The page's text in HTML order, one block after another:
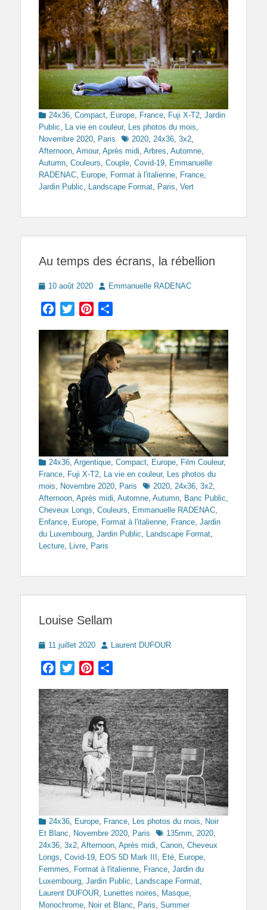
Categories
24x36, Compact, Europe, France, Fuji X-T2, Jardin
Public, La vie en couleur, Les photos du mois,
Novembre 2020, Paris Tags2020, 24x36, 3x2,
Afternoon, Amour, Après midi, Arbres, Automne,
Autumn, Couleurs, Couple, Covid-19, Emmanuelle
RADENAC, Europe, Format à l'italienne, France,
Jardin Public, Landscape Format, Paris, Vert
Au temps des écrans, la rébellion
Posted
10 août 2020 AuthorEmmanuelle RADENAC
Facebook
TwitterPinterest
Categories
24x36, Argentique, Compact, Europe, Film Couleur,
France, Fuji X-T2, La vie en couleur, Les photos du
mois, Novembre 2020, Paris Tags2020, 24x36, 3x2,
Afternoon, Après midi, Automne, Autumn, Banc Public,
Cheveux Longs, Couleurs, Emmanuelle RADENAC,
Enfance, Europe, Format à l'italienne, France, Jardin
du Luxembourg, Jardin Public, Landscape Format,
Lecture, Livre, Paris
Louise Sellam
Posted
11 juillet 2020 AuthorLaurent DUFOUR
Facebook
TwitterPinterest
Categories
24x36 Europe France Les photos du mois
Noir
Et Blanc
Novembre 2020 Paris Tags135mm 2020
24x36 3x2 Afternoon Après midi Canon Cheveux
Longs Covid-19 EOS 5D Mark III Eté Europe
Femmes
Format à l'italienne France Jardin du
Luxembourg Jardin Public Landscape Format
Laurent DUFOUR
Lunettes noires Masque
Monochrome
Noir et Blanc Paris Summer